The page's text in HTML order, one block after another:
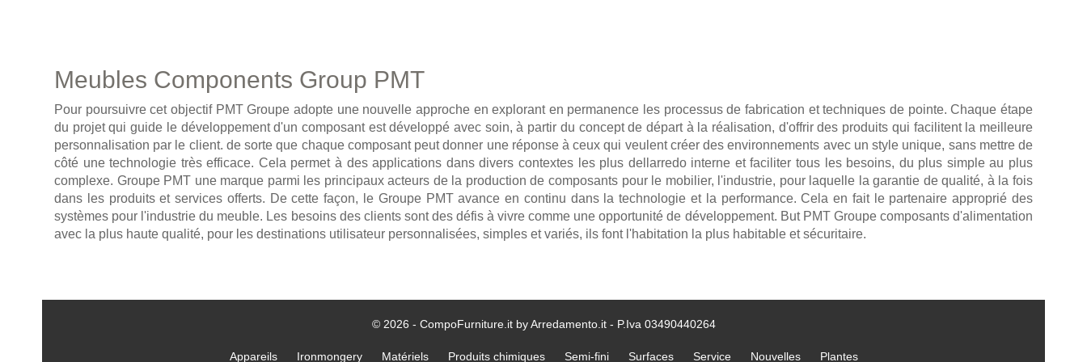
Meubles Components Group PMT
Pour poursuivre cet objectif PMT Groupe adopte une nouvelle approche en explorant en permanence les processus de fabrication et techniques de pointe. Chaque étape
du projet qui guide le développement d'un composant est développé avec soin, à partir du concept de départ à la réalisation, d'offrir des produits qui facilitent la meilleure
personnalisation par le client. de sorte que chaque composant peut donner une réponse à ceux qui veulent créer des environnements avec un style unique, sans mettre de
côté une technologie très efficace. Cela permet à des applications dans divers contextes les plus dellarredo interne et faciliter tous les besoins, du plus simple au plus
complexe. Groupe PMT une marque parmi les principaux acteurs de la production de composants pour le mobilier, l'industrie, pour laquelle la garantie de qualité, à la fois
dans les produits et services offerts. De cette façon, le Groupe PMT avance en continu dans la technologie et la performance. Cela en fait le partenaire approprié des
systèmes pour l'industrie du meuble. Les besoins des clients sont des défis à vivre comme une opportunité de développement. But PMT Groupe composants d'alimentation
avec la plus haute qualité, pour les destinations utilisateur personnalisées, simples et variés, ils font l'habitation la plus habitable et sécuritaire.
© 2026 - CompoFurniture.it by Arredamento.it - P.Iva 03490440264
Appareils Ironmongery Matériels Produits chimiques Semi-fini Surfaces Service Nouvelles Plantes